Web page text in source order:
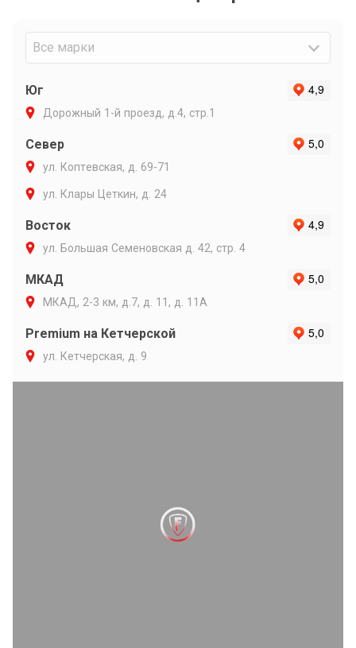
Максиму
Все марки
Юг
Дорожный 1-й проезд, д.4, стр.1
Север
ул. Коптевская, д. 69-71
ул. Клары Цеткин, д. 24
Восток
ул. Большая Семеновская д. 42, стр. 4
МКАД
МКАД, 2-3 км, д.7, д. 11, д. 11А
Premium на Кетчерской
ул. Кетчерская, д. 9